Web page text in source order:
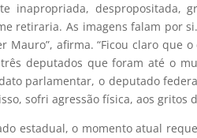
inapropriada, despropositada,
retiraria. As imagens falam por
Mauro”, afirma. “Ficou claro que
deputados que foram até o
parlamentar, o deputado
sofri agressão física, aos gritos
estadual, o momento atual